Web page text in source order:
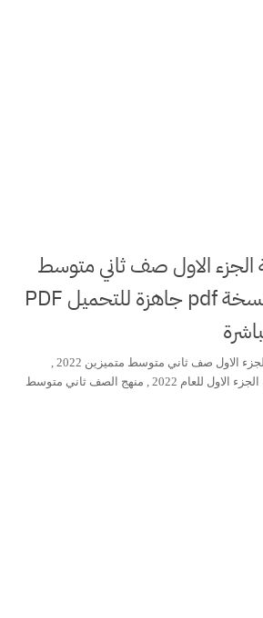
الجزء الاول صف ثاني متوسط
متميزين 2022 نسخة pdf جاهزة للتحميل PDF
تحميل كتاب اللغة العربية الجزء الاول صف ثاني متوسط متميزين 2022 ,
مشاهدة كتاب اللغة العربية الجزء الاول للعام 2022 , منهج الصف ثاني متوسط